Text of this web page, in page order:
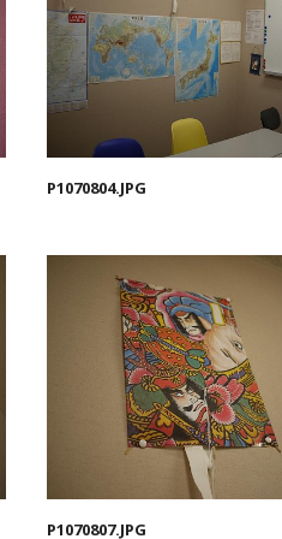
P1070804.JPG
P1070807.JPG